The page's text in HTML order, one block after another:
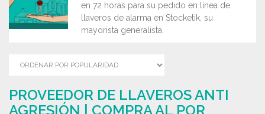
en 72 horas para su pedido en línea de
llaveros de alarma en Stocketik, su
mayorista generalista.
PROVEEDOR DE LLAVEROS ANTI
AGRESIÓN | COMPRA AL POR